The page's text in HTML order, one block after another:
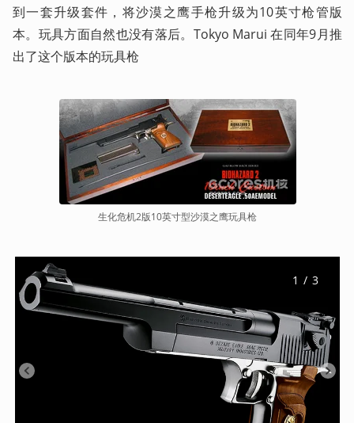
到一套升级套件，将沙漠之鹰手枪升级为10英寸枪管版
本。玩具方面自然也没有落后。Tokyo Marui 在同年9月推
出了这个版本的玩具枪
生化危机2版10英寸型沙漠之鹰玩具枪
1 / 3